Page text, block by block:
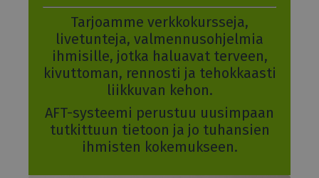
Tarjoamme verkkokursseja,
livetunteja, valmennusohjelmia
ihmisille, jotka haluavat terveen,
kivuttoman, rennosti ja tehokkaasti
liikkuvan kehon.
AFT-systeemi perustuu uusimpaan
tutkittuun tietoon ja jo tuhansien
ihmisten kokemukseen.